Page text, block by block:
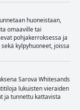
huoneistaan,
omaaville tai
pohjakerroksessa ja
kylpyhuoneet, joissa
Sarova Whitesands
lukuisten vieraiden
ja tunnettu kattavista